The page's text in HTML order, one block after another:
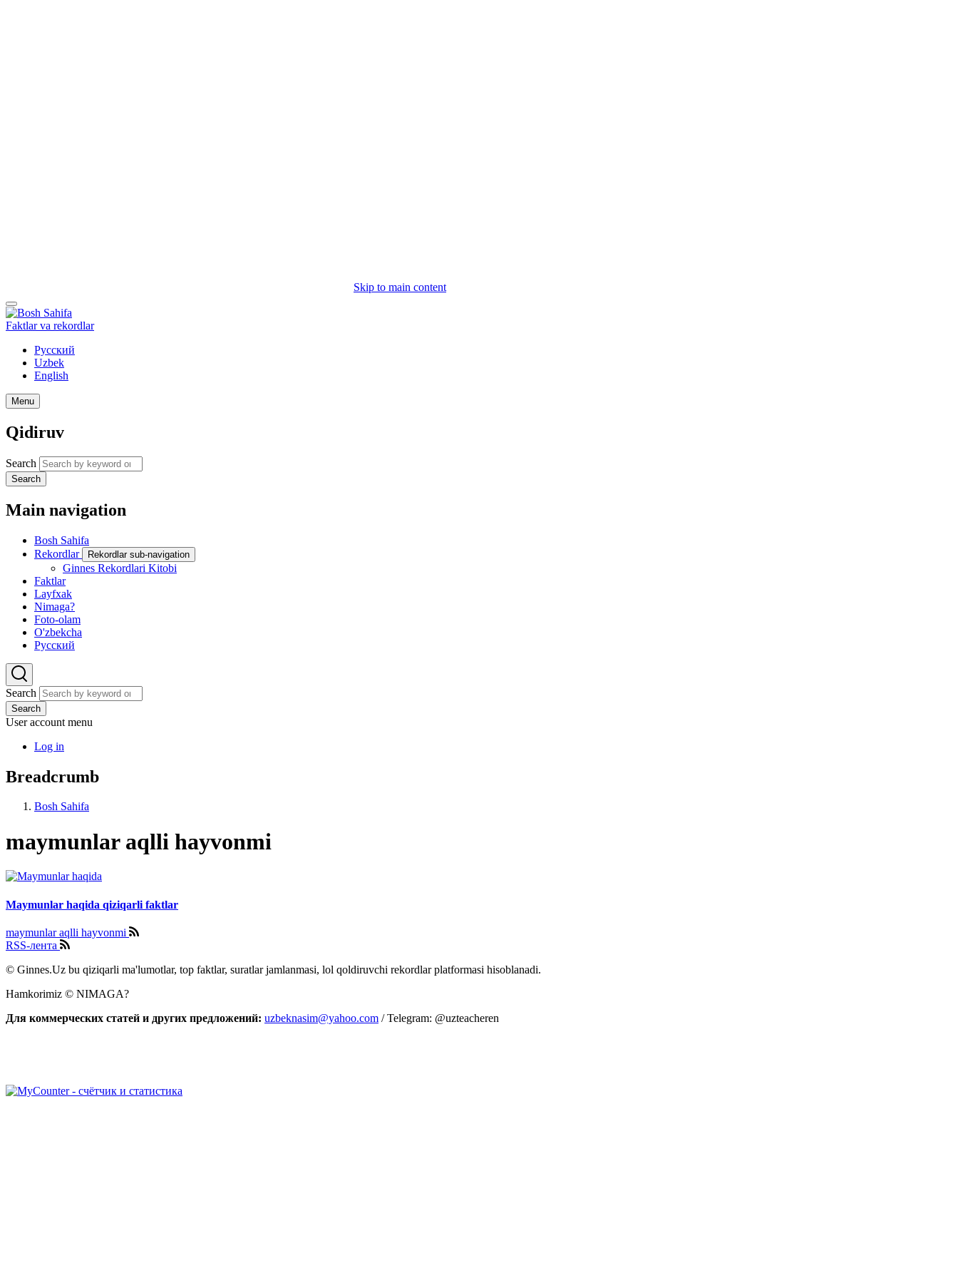
Skip to main content
Faktlar va rekordlar
Русский
Uzbek
English
Menu
Qidiruv
Search
Search
Main navigation
Bosh Sahifa
Rekordlar
Rekordlar sub-navigation
Ginnes Rekordlari Kitobi
Faktlar
Layfxak
Nimaga?
Foto-olam
O'zbekcha
Русский
Search
Search
User account menu
Log in
Breadcrumb
Bosh Sahifa
maymunlar aqlli hayvonmi
Maymunlar haqida qiziqarli faktlar
maymunlar aqlli hayvonmi
RSS-лента
© Ginnes.Uz bu qiziqarli ma'lumotlar, top faktlar, suratlar jamlanmasi, lol qoldiruvchi rekordlar platformasi hisoblanadi.
Hamkorimiz © NIMAGA?
Для коммерческих статей и других предложений: uzbeknasim@yahoo.com / Telegram: @uzteacheren